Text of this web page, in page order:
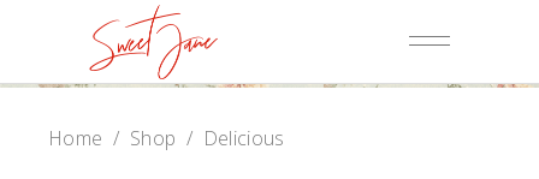
Home / Shop / Delicious